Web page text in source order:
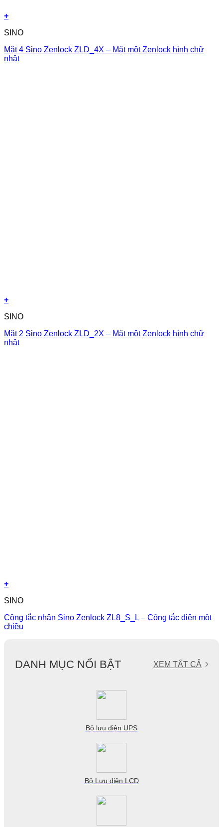
+
SINO
Mặt 4 Sino Zenlock ZLD_4X – Mặt một Zenlock hình chữ
nhật
+
SINO
Mặt 2 Sino Zenlock ZLD_2X – Mặt một Zenlock hình chữ
nhật
+
SINO
Công tắc nhân Sino Zenlock ZL8_S_L – Công tắc điện một
chiều
DANH MỤC NỔI BẬT XEM TẤT CẢ
Bộ lưu điện UPS
Bộ Lưu điện LCD